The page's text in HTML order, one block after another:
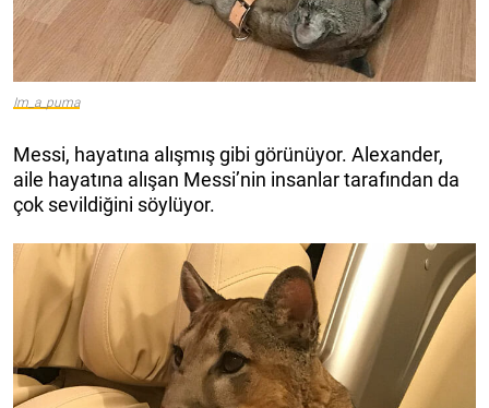
Im_a_puma
Messi, hayatına alışmış gibi görünüyor. Alexander,
aile hayatına alışan Messi’nin insanlar tarafından da
çok sevildiğini söylüyor.